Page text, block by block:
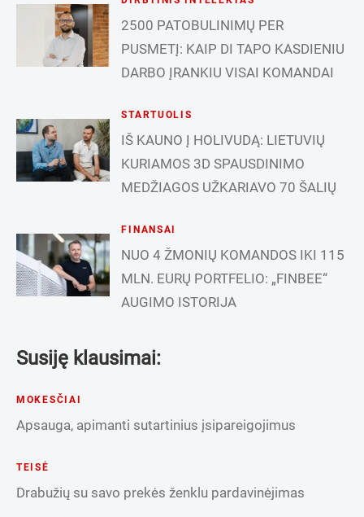
2500 PATOBULINIMŲ PER
PUSMETĮ: KAIP DI TAPO KASDIENIU
DARBO ĮRANKIU VISAI KOMANDAI
STARTUOLIS
IŠ KAUNO Į HOLIVUDĄ: LIETUVIŲ
KURIAMOS 3D SPAUSDINIMO
MEDŽIAGOS UŽKARIAVO 70 ŠALIŲ
FINANSAI
NUO 4 ŽMONIŲ KOMANDOS IKI 115
MLN. EURŲ PORTFELIO: „FINBEE“
AUGIMO ISTORIJA
Susiję klausimai:
MOKESČIAI
Apsauga, apimanti sutartinius įsipareigojimus
TEISĖ
Drabužių su savo prekės ženklu pardavinėjimas